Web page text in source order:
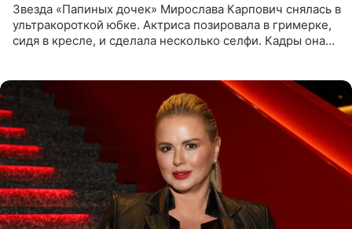
Звезда «Папиных дочек» Мирослава Карпович снялась в
ультракороткой юбке. Актриса позировала в гримерке,
сидя в кресле, и сделала несколько селфи. Кадры она